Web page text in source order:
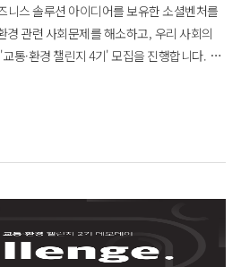
니스 솔루션 아이디어를 보유한 소셜벤처를
경 관련 사회문제를 해소하고, 우리 사회의
통·환경 챌린지 4기' 모집을 진행합니다. 모
화를 위한 교육 및 엑셀러레이팅 지원을 받을
한 소셜벤처는 DB챌린지 파트너로 등록됩
폼에서 챌린지 진행상황과, 교통·환경 문제
을 통해 제출해
통 및 환경 문제를 해결해 나갈 소셜벤처 창